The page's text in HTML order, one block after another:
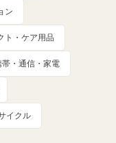
ン
ト・ケア用品
帯・通信・家電
イクル